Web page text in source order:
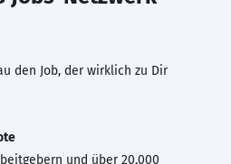
den Job, der wirklich zu Dir
und über 20.000